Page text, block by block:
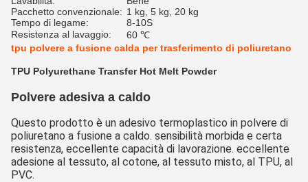
Pacchetto convenzionale: 1 kg, 5 kg, 20 kg
Tempo di legame:
8-10S
Resistenza al lavaggio:
60 ℃
tpu polvere a fusione calda per trasferimento di poliuretano
TPU Polyurethane Transfer Hot Melt Powder
Polvere adesiva a caldo
Questo prodotto è un adesivo termoplastico in polvere di
poliuretano a fusione a caldo. sensibilità morbida e certa
resistenza, eccellente capacità di lavorazione. eccellente
adesione al tessuto, al cotone, al tessuto misto, al TPU, al
PVC.